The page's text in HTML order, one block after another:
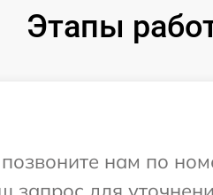
Этапы
нам по